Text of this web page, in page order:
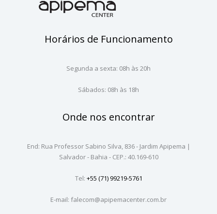
Horários de Funcionamento
Segunda a sexta: 08h às 20h
Sábados: 08h às 18h
Onde nos encontrar
End: Rua Professor Sabino Silva, 836 - Jardim Apipema |
Salvador - Bahia - CEP.: 40.169-610
Tel: +55 (71) 99219-5761
E-mail: falecom@apipemacenter.com.br